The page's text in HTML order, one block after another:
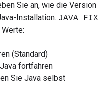
Sie an, wie die Version
Installation. JAVA_FIX
(Standard)
fortfahren
Sie Java selbst